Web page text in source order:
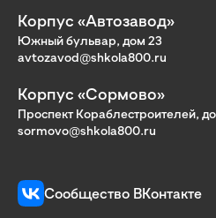
Корпус «Автозавод»
Южный бульвар, дом 23
avtozavod@shkola800.ru
Корпус «Сормово»
Проспект Кораблестроителей,
sormovo@shkola800.ru
Сообщество ВКонтакте